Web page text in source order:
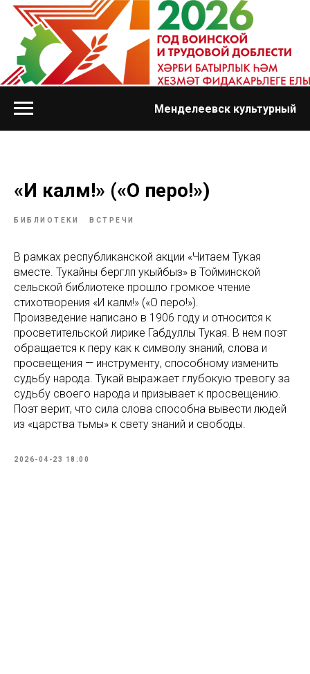
Менделеевск культурный
«И каләм!» («О перо!»)
БИБЛИОТЕКИ ВСТРЕЧИ
В рамках республиканской акции «Читаем Тукая
вместе. Тукайны бергәләп укыйбыз» в Тойминской
сельской библиотеке прошло громкое чтение
стихотворения «И каләм!» («О перо!»).
Произведение написано в 1906 году и относится к
просветительской лирике Габдуллы Тукая. В нем поэт
обращается к перу как к символу знаний, слова и
просвещения — инструменту, способному изменить
судьбу народа. Тукай выражает глубокую тревогу за
судьбу своего народа и призывает к просвещению.
Поэт верит, что сила слова способна вывести людей
из «царства тьмы» к свету знаний и свободы.
2026-04-23 18:00